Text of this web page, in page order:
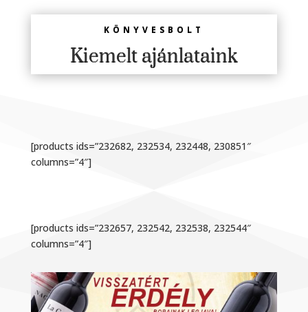
KÖNYVESBOLT
Kiemelt ajánlataink
[products ids=”232682, 232534, 232448, 230851″
columns=”4″]
[products ids=”232657, 232542, 232538, 232544″
columns=”4″]